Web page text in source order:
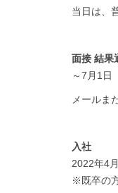
当日は、
面接 結果
～7月1日
メールま
入社
2022年4
※既卒の